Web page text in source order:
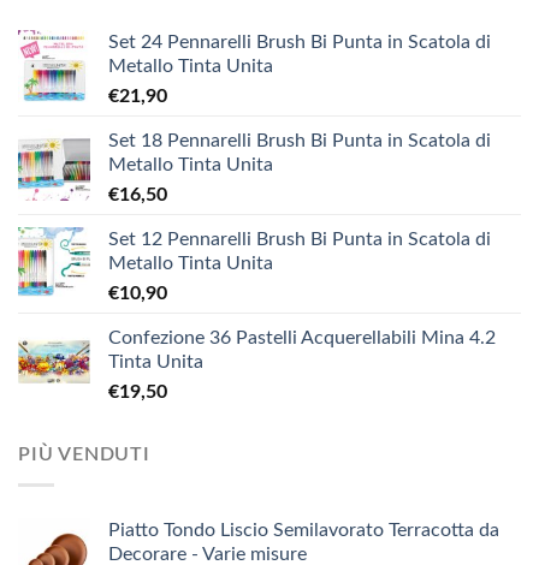
Set 24 Pennarelli Brush Bi Punta in Scatola di
Metallo Tinta Unita
€21,90
Set 18 Pennarelli Brush Bi Punta in Scatola di
Metallo Tinta Unita
€16,50
Set 12 Pennarelli Brush Bi Punta in Scatola di
Metallo Tinta Unita
€10,90
Confezione 36 Pastelli Acquerellabili Mina 4.2
Tinta Unita
€19,50
PIÙ VENDUTI
Piatto Tondo Liscio Semilavorato Terracotta da
Decorare - Varie misure